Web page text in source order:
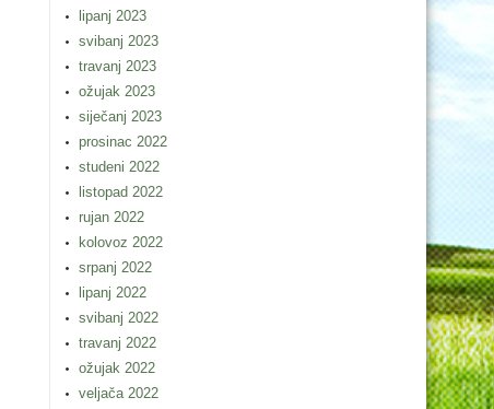
lipanj 2023
svibanj 2023
travanj 2023
ožujak 2023
siječanj 2023
prosinac 2022
studeni 2022
listopad 2022
rujan 2022
kolovoz 2022
srpanj 2022
lipanj 2022
svibanj 2022
travanj 2022
ožujak 2022
veljača 2022